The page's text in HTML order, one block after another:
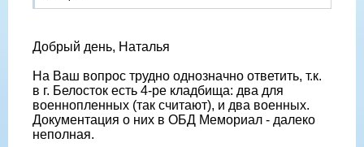
Добрый день, Наталья
На Ваш вопрос трудно однозначно ответить, т.к.
в г. Белосток есть 4-ре кладбища: два для
военнопленных (так считают), и два военных.
Документация о них в ОБД Мемориал - далеко
неполная.